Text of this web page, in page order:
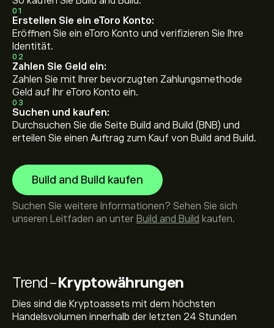
Trend-Kryptowährungen
Dies sind die Kryptoassets mit dem höchsten
Handelsvolumen innerhalb der letzten 24 Stunden
01
Erstellen Sie ein eToro Konto:
Eröffnen Sie ein eToro Konto und verifizieren Sie Ihre
Identität.
02
Zahlen Sie Geld ein:
Zahlen Sie mit Ihrer bevorzugten Zahlungsmethode
Geld auf Ihr eToro Konto ein.
03
Suchen und kaufen:
Durchsuchen Sie die Seite Build and Build (BNB) und
erteilen Sie einen Auftrag zum Kauf von Build and Build.
Build and Build kaufen
Suchen Sie weitere Informationen? Sehen Sie sich
unseren Leitfaden an unter Build and Build kaufen.